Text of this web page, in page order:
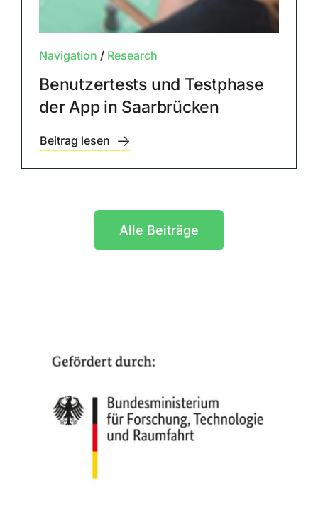
Navigation / Research
Benutzertests und Testphase
der App in Saarbrücken
Beitrag lesen
Alle Beiträge